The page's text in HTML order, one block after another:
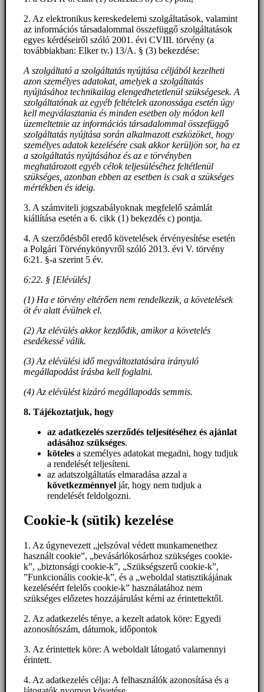
2. Az elektronikus kereskedelemi szolgáltatások, valamint
az információs társadalommal összefüggő szolgáltatások
egyes kérdéseiről szóló 2001. évi CVIII. törvény (a
továbbiakban: Elker tv.) 13/A. § (3) bekezdése:
A szolgáltató a szolgáltatás nyújtása céljából kezelheti
azon személyes adatokat, amelyek a szolgáltatás
nyújtásához technikailag elengedhetetlenül szükségesek. A
szolgáltatónak az egyéb feltételek azonossága esetén úgy
kell megválasztania és minden esetben oly módon kell
üzemeltetnie az információs társadalommal összefüggő
szolgáltatás nyújtása során alkalmazott eszközöket, hogy
személyes adatok kezelésére csak akkor kerüljön sor, ha ez
a szolgáltatás nyújtásához és az e törvényben
meghatározott egyéb célok teljesüléséhez feltétlenül
szükséges, azonban ebben az esetben is csak a szükséges
mértékben és ideig.
3. A számviteli jogszabályoknak megfelelő számlát
kiállítása esetén a 6. cikk (1) bekezdés c) pontja.
4. A szerződésből eredő követelések érvényesítése esetén
a Polgári Törvénykönyvről szóló 2013. évi V. törvény
6:21. §-a szerint 5 év.
6:22. § [Elévülés]
(1) Ha e törvény eltérően nem rendelkezik, a követelések
öt év alatt évülnek el.
(2) Az elévülés akkor kezdődik, amikor a követelés
esedékessé válik.
(3) Az elévülési idő megváltoztatására irányuló
megállapodást írásba kell foglalni.
(4) Az elévülést kizáró megállapodás semmis.
8. Tájékoztatjuk, hogy
az adatkezelés szerződés teljesítéséhez és ajánlat
adásához szükséges.
köteles a személyes adatokat megadni, hogy tudjuk
a rendelését teljesíteni.
az adatszolgáltatás elmaradása azzal a
következménnyel jár, hogy nem tudjuk a
rendelését feldolgozni.
Cookie-k (sütik) kezelése
1. Az úgynevezett „jelszóval védett munkamenethez
használt cookie”, „bevásárlókosárhoz szükséges cookie-
k”, „biztonsági cookie-k”, „Szükségszerű cookie-k”,
”Funkcionális cookie-k”, és a „weboldal statisztikájának
kezeléséért felelős cookie-k” használatához nem
szükséges előzetes hozzájárulást kérni az érintettektől.
2. Az adatkezelés ténye, a kezelt adatok köre: Egyedi
azonosítószám, dátumok, időpontok
3. Az érintettek köre: A weboldalt látogató valamennyi
érintett.
4. Az adatkezelés célja: A felhasználók azonosítása és a